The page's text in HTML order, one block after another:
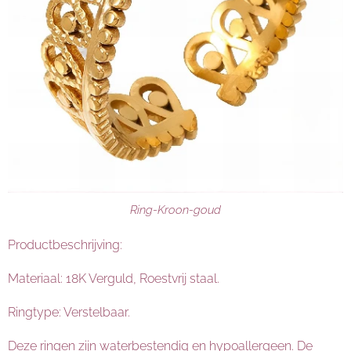
Ring-Kroon-goud
Productbeschrijving:
Materiaal: 18K Verguld, Roestvrij staal.
Ringtype: Verstelbaar.
Deze ringen zijn waterbestendig en hypoallergeen. De